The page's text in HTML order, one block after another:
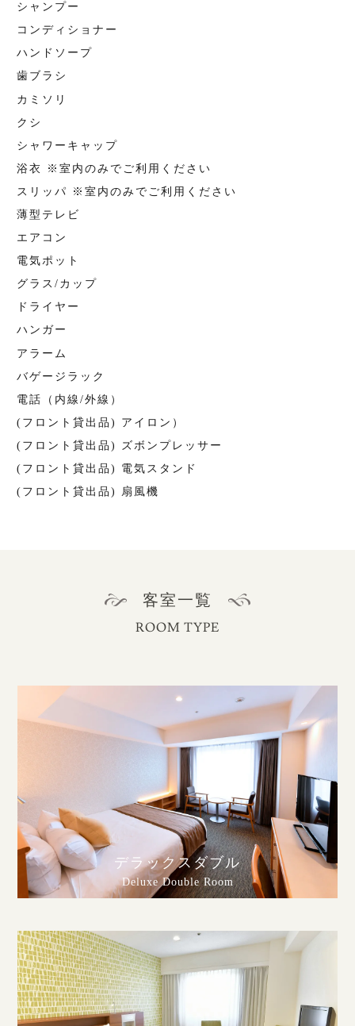
シャンプー
コンディショナー
ハンドソープ
歯ブラシ
カミソリ
クシ
シャワーキャップ
浴衣 ※室内のみでご利用ください
スリッパ ※室内のみでご利用ください
薄型テレビ
エアコン
電気ポット
グラス/カップ
ドライヤー
ハンガー
アラーム
バゲージラック
電話（内線/外線）
(フロント貸出品) アイロン）
(フロント貸出品) ズボンプレッサー
(フロント貸出品) 電気スタンド
(フロント貸出品) 扇風機
客室一覧
ROOM TYPE
デラックスダブル
Deluxe Double Room